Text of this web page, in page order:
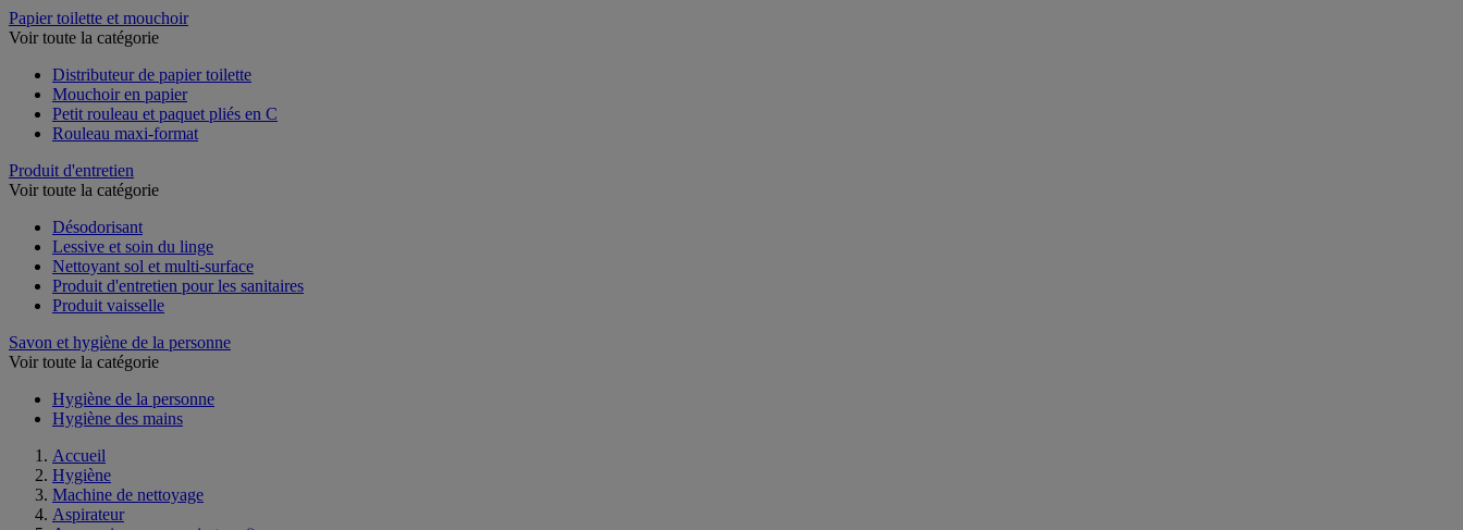
Papier toilette et mouchoir
Voir toute la catégorie
Distributeur de papier toilette
Mouchoir en papier
Petit rouleau et paquet pliés en C
Rouleau maxi-format
Produit d'entretien
Voir toute la catégorie
Désodorisant
Lessive et soin du linge
Nettoyant sol et multi-surface
Produit d'entretien pour les sanitaires
Produit vaisselle
Savon et hygiène de la personne
Voir toute la catégorie
Hygiène de la personne
Hygiène des mains
Accueil
Hygiène
Machine de nettoyage
Aspirateur